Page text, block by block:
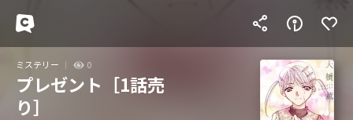
ミステリー 0
プレゼント［1話売
り］